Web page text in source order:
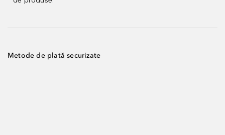
Metode de plată securizate